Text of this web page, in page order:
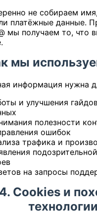
не собираем
платёжные данные.
мы получаем то, что
мы
информация нужна
и улучшения
полезности
ошибок
трафика и
на запросы
4. Cookies и
технологии